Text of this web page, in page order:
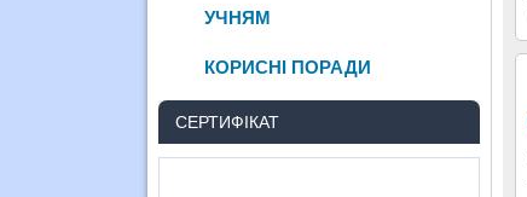
УЧНЯМ
КОРИСНІ ПОРАДИ
СЕРТИФІКАТ